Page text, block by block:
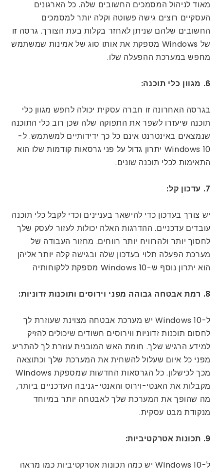
מאוד לניהול המסמכים החשובים שלה. כל הארגונים
העסקיים רוצים גישה פשוטה וקלה יותר למסמכים
החשובים שלהם שניתן לאחזר בקלות בעת הצורך. גרסה זו
של Windows מספקת את אותו סוג של אמינות שמשתמש
מחפש במערכת ההפעלה שלו.
6. מגוון כלי תוכנה:
בגרסה האחרונה זו חברה עסקית יכולה לחפש מגוון כלי
תוכנה שיעזרו לשפר את התפוקה שלה שכן רוב כלי התוכנה
שנמצאים באינטרנט אינם כל כך ידידותיים למשתמש. ל-
Windows 10 יתרון גדול על פני גרסאות קודמות שלו הוא
התאימות לכלי תוכנה שונים.
7. עדכון קל:
יש צורך בעדכון כדי להישאר בעניינים וכדי לקבל כלי תוכנה
עובדים עדכניים. ההדרגות האלה יכולות לעזור לעסק שלך
לחסוך יותר ולהרוויח יותר רווחים. מחזור העבודה של
מערכת הפעלה תלוי בעדכון שלה ובגישה קלה יותר אליהן
הוא יתרון נוסף ש-Windows 10 מספקת ללקוחותיה
8. רמת אבטחה גבוהה מפני וירוסים ותוכנות זדוניות:
ל-Windows 10 יש מערכת אבטחה מצוינת שעוזרת לך
לחסום תוכנות זדוניות ווירוסים חשודים שיכולים להזיק
למידע הרגיש שלך. חומת האש המובנית עוזרת לך להתריע
מפני כל איום שעלול להשחית את המערכת שלך וכתוצאה
מכך לכישלון. כל הגרסאות החדשות שמספקת Windows
מקבלות את האנטי-וירוס והאנטי-גניבה העדכניים ביותר,
מה שהופך את המערכת שלך לאבטחה יותר במיוחד
מנקודת מבט עסקית.
9. תכונות אטרקטיביות:
ל-Windows 10 יש כמה תכונות אטרקטיביות כמו מראה